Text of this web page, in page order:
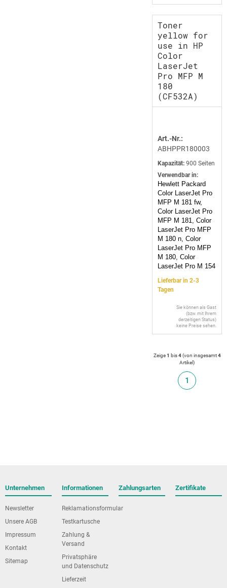
Toner
yellow for
use in HP
Color
LaserJet
Pro MFP M
180
(CF532A)
Art.-Nr.:
ABHPPR180003
Kapazität: 900 Seiten
Verwendbar in:
Hewlett Packard
Color LaserJet Pro
MFP M 181 fw,
Color LaserJet Pro
MFP M 181, Color
LaserJet Pro MFP
M 180 n, Color
LaserJet Pro MFP
M 180, Color
LaserJet Pro M 154
Lieferbar in 2-3
Tagen
Sie können als Gast
(bzw. mit Ihrem
derzeitigen Status)
keine Preise sehen.
Zeige1 bis4(von insgesamt4
Artikel)
1
Unternehmen
Newsletter
Unsere AGB
Impressum
Kontakt
Sitemap
Informationen
Reklamationsformular
Testkartusche
Zahlung &
Versand
Privatsphäre
und Datenschutz
Lieferzeit
Zahlungsarten Zertifikate